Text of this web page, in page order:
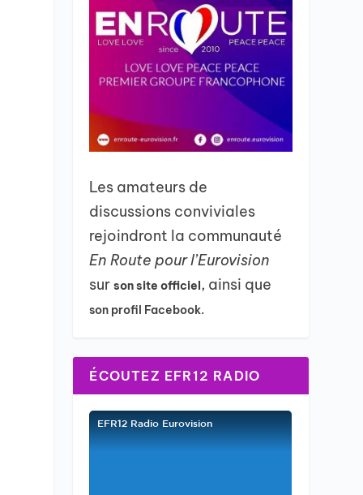
Les amateurs de
discussions conviviales
rejoindront la communauté
En Route pour l’Eurovision
surson site officiel, ainsi que
son profil Facebook.
ÉCOUTEZ EFR12 RADIO